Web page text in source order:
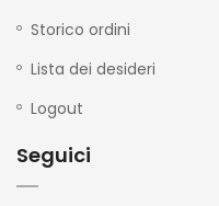
Storico ordini
Lista dei desideri
Logout
Seguici